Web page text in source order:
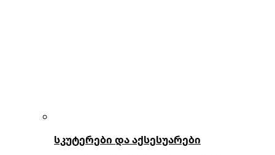
სკუტერები და აქსესუარები